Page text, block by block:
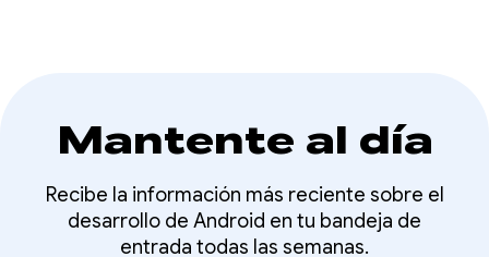
Mantente al día
Recibe la información más reciente sobre el
desarrollo de Android en tu bandeja de
entrada todas las semanas.